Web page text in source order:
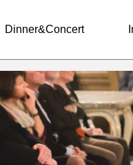
Dinner&Concert